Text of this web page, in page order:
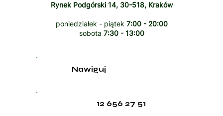
Rynek Podgórski 14, 30-518, Kraków
poniedziałek - piątek 7:00 - 20:00
sobota 7:30 - 13:00
12 656 27 51
Nawiguj